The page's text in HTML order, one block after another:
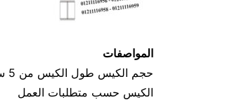
المواصفات
الكيس حسب متطلبات العمل